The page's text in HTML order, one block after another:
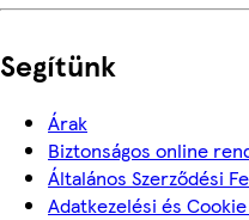
Segítünk
Árak
Biztonságos online
Általános Szerződési
Adatkezelési és